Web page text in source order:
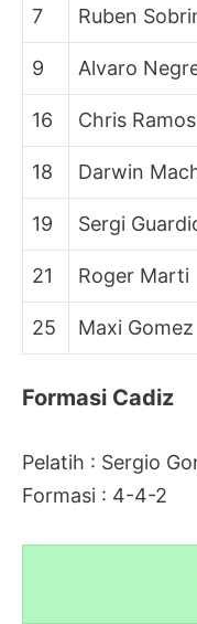
7 Ruben
9 Alvaro
16 Chris Ramos
18 Darwin
19 Sergi
21 Roger Marti
25 Maxi Gomez
Formasi Cadiz
Pelatih : Sergio
Formasi : 4-4-2